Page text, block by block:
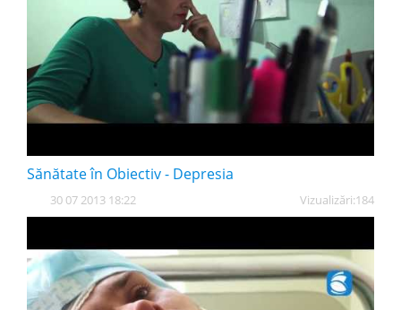
Sănătate în Obiectiv - Depresia
Vizualizări:184
30 07 2013 18:22